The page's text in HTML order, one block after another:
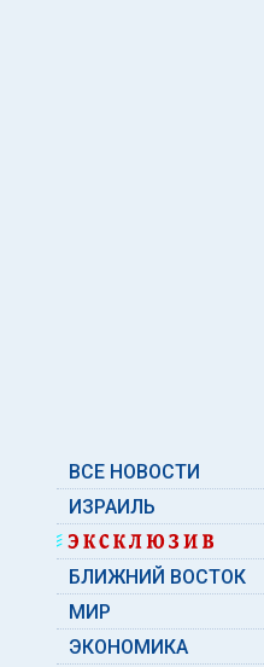
ВСЕ НОВОСТИ
ИЗРАИЛЬ
БЛИЖНИЙ ВОСТОК
МИР
ЭКОНОМИКА